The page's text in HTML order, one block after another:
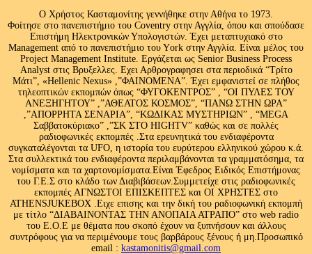
Ο Χρήστος Κασταμονίτης γεννήθηκε στην Αθήνα το 1973.
Φοίτησε στο πανεπιστήμιο του Coventry στην Αγγλία, όπου και σπούδασε
Επιστήμη Ηλεκτρονικών Υπολογιστών. Έχει μεταπτυχιακό στο
Management από το πανεπιστήμιο του Υork στην Αγγλία. Είναι μέλος του
Project Management Institute. Εργάζεται ως Senior Business Process
Analyst στις Βρυξελλες. Εχει Αρθρογραφησει στα περιοδικά “Τρίτο
Μάτι”, «Hellenic Nexus» ,”ΦΑΙΝΟΜΕΝΑ”. Έχει εμφανιστεί σε πλήθος
τηλεοπτικών εκπομπών όπως “ΦΥΓΟΚΕΝΤΡΟΣ” , “ΟΙ ΠΥΛΕΣ ΤΟΥ
ΑΝΕΞΗΓΗΤΟΥ” ,”ΑΘΕΑΤΟΣ ΚΟΣΜΟΣ”, “ΠΑΝΩ ΣΤΗΝ ΩΡΑ”
,”ΑΠΟΡΡΗΤΑ ΣΕΝΑΡΙΑ”, “ΚΩΔΙΚΑΣ ΜΥΣΤΗΡΙΩΝ” , “MEGA
Σαββατοκύριακο” ,”ΣΚ ΣΤΟ HIGHTV” καθώς και σε πολλές
ραδιοφωνικές εκπομπές .Στα ερευνητικά του ενδιαφέροντα
συγκαταλέγονται τα UFO, η ιστορία του ευρύτερου ελληνικού χώρου κ.ά.
Στα συλλεκτικά του ενδιαφέροντα περιλαμβάνονται τα γραμματόσημα, τα
νομίσματα και τα χαρτονομίσματα.Είναι Έφεδρος Ειδικός Επιστήμονας
του Γ.Ε.Σ στο κλάδο των Διαβιβάσεων.Συμμετείχε στις ραδιοφωνικές
εκπομπές ΑΓΝΩΣΤΟΙ ΕΠΙΣΚΕΠΤΕΣ και ΟΙ ΧΡΗΣΤΕΣ στο
ATHENSJUKEBOX .Ειχε επισης και την δική του ραδιοφωνική εκπομπή
με τίτλο “ΔΙΑΒΑΙΝΟΝΤΑΣ ΤΗΝ ΑΝΟΠΑΙΑ ΑΤΡΑΠΟ” στο web radio
του Ε.Ο.Ε με θέματα που σκοπό έχουν να ξυπνήσουν και άλλους
συντρόφους για να περιμένουμε τους βαρβάρους ξένους ή μη.Προσωπικό
email : kastamonitis@gmail.com